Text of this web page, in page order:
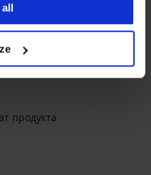
all
Flawia
продукта